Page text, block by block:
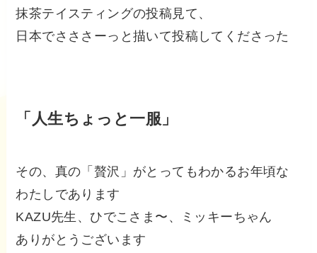
抹茶テイスティングの投稿見て、
日本でさささーっと描いて投稿してくださった
「人生ちょっと一服」
その、真の「贅沢」がとってもわかるお年頃な
わたしであります
KAZU先生、ひでこさま〜、ミッキーちゃん
ありがとうございます